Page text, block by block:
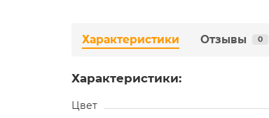
Характеристики Отзывы 0
Характеристики:
Цвет